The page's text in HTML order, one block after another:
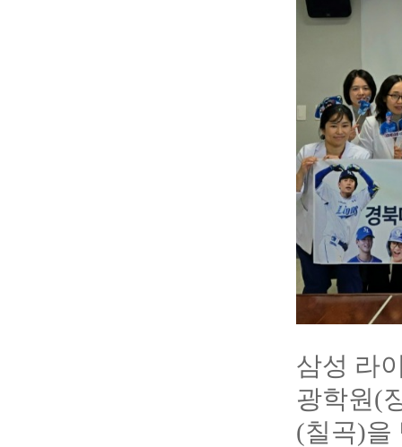
삼성 라
광학원(
(칠곡)을